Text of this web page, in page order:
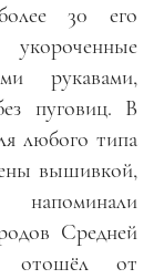
30 его
рукавами,
пуговиц. В
любого типа
вышивкой,
Средней
отошёл от